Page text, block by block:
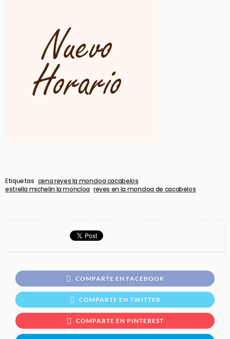
Etiquetas cena reyes la moncloa cacabelos
estrella michelin la moncloa reyes en la moncloa de cacabelos
COMPARTE EN FACEBOOK
COMPARTE EN TWITTER
COMPARTE EN PINTEREST